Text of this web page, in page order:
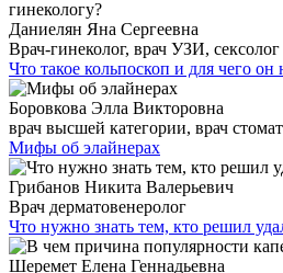
Даниелян Яна Сергеевна
Врач-гинеколог, врач УЗИ, сексолог
Что такое кольпоскоп и для чего
Боровкова Элла Викторовна
врач высшей категории, врач
Мифы об элайнерах
Грибанов Никита Валерьевич
Врач дерматовенеролог
Что нужно знать тем, кто решил
Шеремет Елена Геннадьевна